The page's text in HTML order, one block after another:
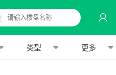
类型 更多